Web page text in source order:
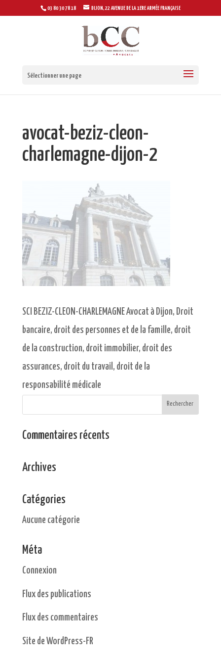
03 80 30 78 18 DIJON, 22 AVENUE DE LA 1ERE ARMÉE FRANÇAISE
Sélectionner une page
avocat-beziz-cleon-
charlemagne-dijon-2
SCI BEZIZ-CLEON-CHARLEMAGNE Avocat à Dijon, Droit
bancaire, droit des personnes et de la famille, droit
de la construction, droit immobilier, droit des
assurances, droit du travail, droit de la
responsabilité médicale
Commentaires récents
Archives
Catégories
Aucune catégorie
Méta
Connexion
Flux des publications
Flux des commentaires
Site de WordPress-FR